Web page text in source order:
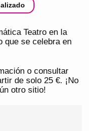
Teatro en la
que se celebra en
o consultar
de solo 25 €. ¡No
otro sitio!